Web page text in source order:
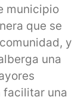
municipio
que se
y
una
facilitar una